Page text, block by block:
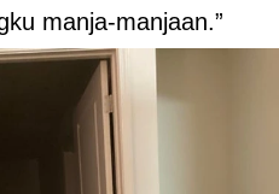
manja-manjaan.”